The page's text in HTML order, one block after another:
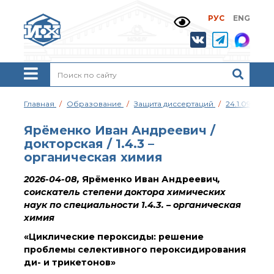
РУС ENG
Жизнь и выдающиеся
моменты научной
деятельности
Н. Д. Зелинского
История ИОХ РАН
Администрация
Научные школы
Подразделения
института
Ученый совет ИОХ
РАН
Диссертационные
советы
Совет молодых ученых
Центр коллективного
пользования
Института
Главная Образование Защита диссертаций 24.1.092.01
Ярёменко Иван Андреевич /
докторская / 1.4.3 –
органическая химия
2026-04-08, Ярёменко Иван Андреевич,
соискатель степени доктора химических
наук по специальности 1.4.3. – органическая
химия
«Циклические пероксиды: решение
проблемы селективного пероксидирования
ди- и трикетонов»